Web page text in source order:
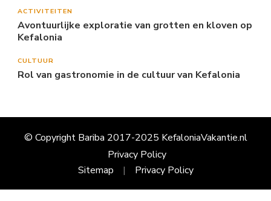
ACTIVITEITEN
Avontuurlijke exploratie van grotten en kloven op
Kefalonia
CULTUUR
Rol van gastronomie in de cultuur van Kefalonia
© Copyright Bariba 2017-2025 KefaloniaVakantie.nl
Privacy Policy
Sitemap
Privacy Policy